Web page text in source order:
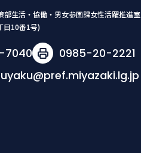
部生活・協働・男女参画課女性活躍推進室
目10番1号)
7040
0985-20-2221